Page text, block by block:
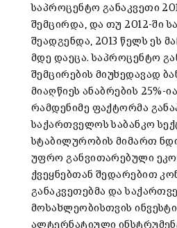
საპროცენტო განაკვეთი
შემცირდა, და თუ 2012-ში
შეადგენდა, 2013 წელს ეს
მდე დაეცა. საპროცენტო
შემცირების მიუხედავად
მიაღწიეს ანაბრების 25%-
რამდენიმე ფაქტორმა
საქართველოს საბანკო
სტაბილურობის მიმართ
უფრო განვითარებული
ქვეყნებთან შედარებით
განაკვეთებმა და
მოსახლეობისთვის
ალტერნატიული